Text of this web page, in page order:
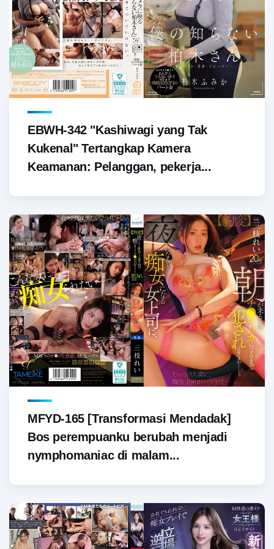
EBWH-342 "Kashiwagi yang Tak
Kukenal" Tertangkap Kamera
Keamanan: Pelanggan, pekerja...
MFYD-165 [Transformasi Mendadak]
Bos perempuanku berubah menjadi
nymphomaniac di malam...